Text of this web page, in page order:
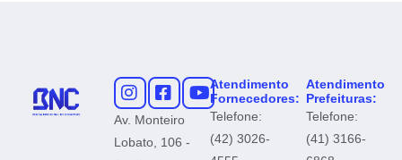
Av. Monteiro
Lobato, 106 -
Atendimento
Fornecedores:
Telefone:
(42) 3026-
Atendimento
Prefeituras:
Telefone:
(41) 3166-